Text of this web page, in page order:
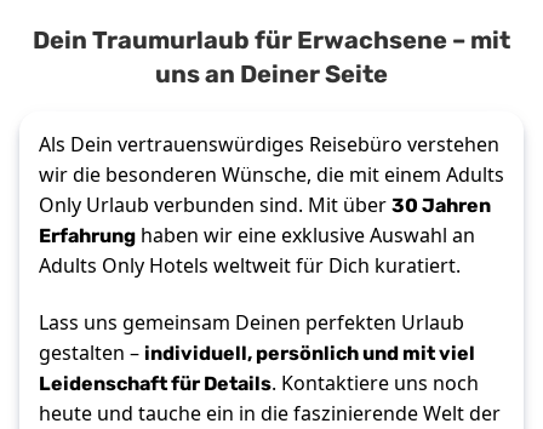
Dein Traumurlaub für Erwachsene – mit
uns an Deiner Seite
Als Dein vertrauenswürdiges Reisebüro verstehen
wir die besonderen Wünsche, die mit einem Adults
Only Urlaub verbunden sind. Mit über 30 Jahren
Erfahrung haben wir eine exklusive Auswahl an
Adults Only Hotels weltweit für Dich kuratiert.
Lass uns gemeinsam Deinen perfekten Urlaub
gestalten – individuell, persönlich und mit viel
Leidenschaft für Details. Kontaktiere uns noch
heute und tauche ein in die faszinierende Welt der